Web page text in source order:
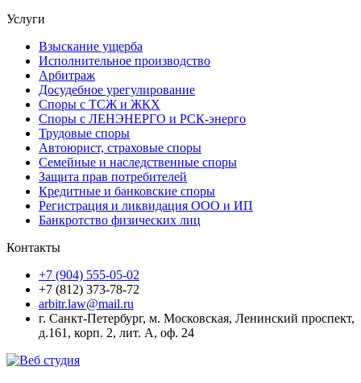
Услуги
Взыскание ущерба
Исполнительное производство
Арбитраж
Досудебное урегулирование
Споры с ТСЖ и ЖКХ
Споры с ЛЕНЭНЕРГО и РСК-энерго
Трудовые споры
Автоюрист, страховые споры
Семейные и наследственные споры
Защита прав потребителей
Кредитные и банковские споры
Регистрация и ликвидация ООО и ИП
Банкротство физических лиц
Контакты
+7 (904) 555-05-02
+7 (812) 373-78-72
arbitr.law@mail.ru
г. Санкт-Петербург, м. Московская, Ленинский проспект,
д.161, корп. 2, лит. А, оф. 24